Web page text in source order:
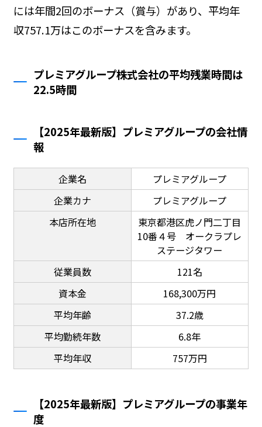
には年間2回のボーナス（賞与）があり、平均年
収757.1万はこのボーナスを含みます。
プレミアグループ株式会社の平均残業時間は
22.5時間
【2025年最新版】プレミアグループの会社情
報
企業名
プレミアグループ
企業カナ
プレミアグループ
本店所在地
東京都港区虎ノ門二丁目
10番４号 オークラプレ
ステージタワー
従業員数
121名
資本金
168,300万円
平均年齢
37.2歳
平均勤続年数
6.8年
平均年収
757万円
【2025年最新版】プレミアグループの事業年
度